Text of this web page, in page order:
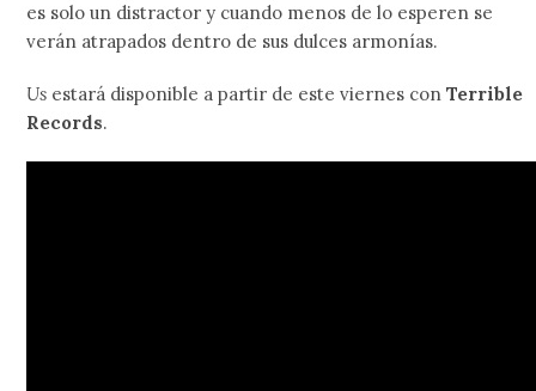
es solo un distractor y cuando menos de lo esperen se
verán atrapados dentro de sus dulces armonías.
Us estará disponible a partir de este viernes conTerrible
Records.